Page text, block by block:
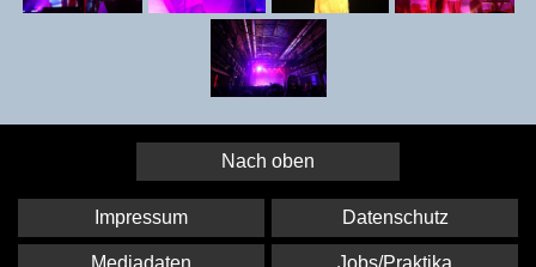
Nach oben
Impressum Datenschutz
Mediadaten Jobs/Praktika